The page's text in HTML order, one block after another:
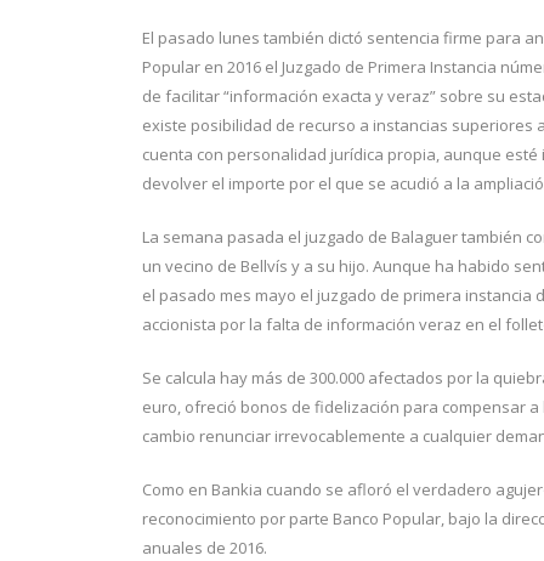
El pasado lunes también dictó sentencia firme para
Popular en 2016 el Juzgado de Primera Instancia
de facilitar “información exacta y veraz” sobre su
existe posibilidad de recurso a instancias
cuenta con personalidad jurídica propia, aunque
devolver el importe por el que se acudió a la
La semana pasada el juzgado de Balaguer también
un vecino de Bellvís y a su hijo. Aunque ha habido
el pasado mes mayo el juzgado de primera
accionista por la falta de información veraz en el
Se calcula hay más de 300.000 afectados por la
euro, ofreció bonos de fidelización para compensar
cambio renunciar irrevocablemente a cualquier
Como en Bankia cuando se afloró el verdadero
reconocimiento por parte Banco Popular, bajo la
anuales de 2016.